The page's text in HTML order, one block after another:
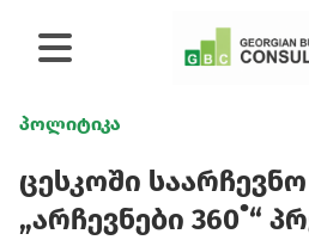
პოლიტიკა
ცესკოში
„არჩევნები 360˚“